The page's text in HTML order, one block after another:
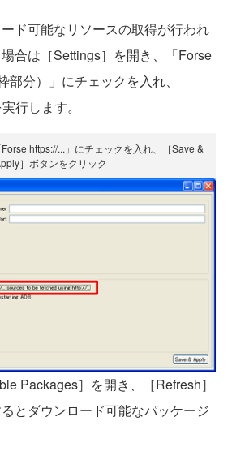
ド可能なリソースの取得が行われ
合は［Settings］を開き、「Forse
部分）」にチェックを入れ、
行します。
Forse https://...」にチェックを入れ、［Save &
］ボタンをクリック
Packages］を開き、［Refresh］
とダウンロード可能なパッケージ